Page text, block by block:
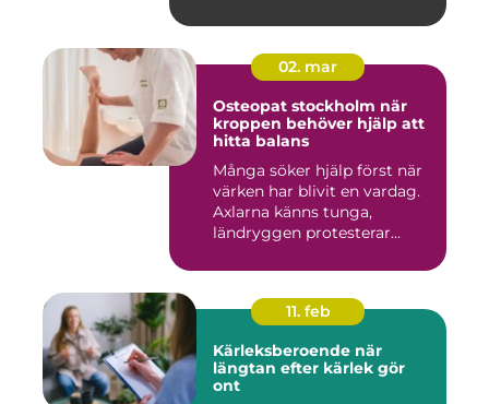
02. mar
Osteopat stockholm när
kroppen behöver hjälp att
hitta balans
Många söker hjälp först när
värken har blivit en vardag.
Axlarna känns tunga,
ländryggen protesterar...
11. feb
Kärleksberoende när
längtan efter kärlek gör
ont